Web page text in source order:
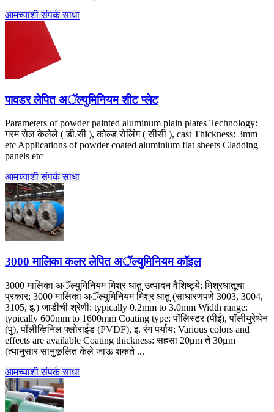
आमच्याशी संपर्क साधा
पावडर लेपित अॅल्युमिनियम शीट प्लेट
Parameters of powder painted aluminum plain plates Technology:
गरम रोल केलेले ( डी.सी ), कोल्ड रोलिंग ( सीसी ), cast Thickness: 3mm
etc Applications of powder coated aluminium flat sheets Cladding
panels etc
आमच्याशी संपर्क साधा
3000 मालिका कलर लेपित अॅल्युमिनियम कॉइल
3000 मालिका अॅल्युमिनियम मिश्र धातु उत्पादन वैशिष्ट्ये: मिश्रधातूचा
प्रकार: 3000 मालिका अॅल्युमिनियम मिश्र धातु (साधारणपणे 3003, 3004,
3105, इ.) जाडीची श्रेणी: typically 0.2mm to 3.0mm Width range:
typically 600mm to 1600mm Coating type: पॉलिस्टर (पीई), पॉलीयुरेथेन
(पु), पॉलीव्हिनिल फ्लोराईड (PVDF), इ. रंग पर्याय: Various colors and
effects are available Coating thickness: सहसा 20μm ते 30μm
(त्यानुसार सानुकूलित केले जाऊ शकते ...
आमच्याशी संपर्क साधा